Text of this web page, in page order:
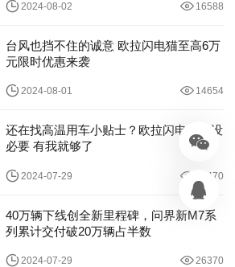
2024-08-02 16588
台风也挡不住的诚意 欧拉闪电猫至高6万
元限时优惠来袭
2024-08-01 14654
还在找高温用车小贴士？欧拉闪电猫：没
必要 有我就够了
2024-07-29 21470
40万辆下线创全新里程碑，问界新M7系
列累计交付破20万辆占半数
2024-07-29 26370